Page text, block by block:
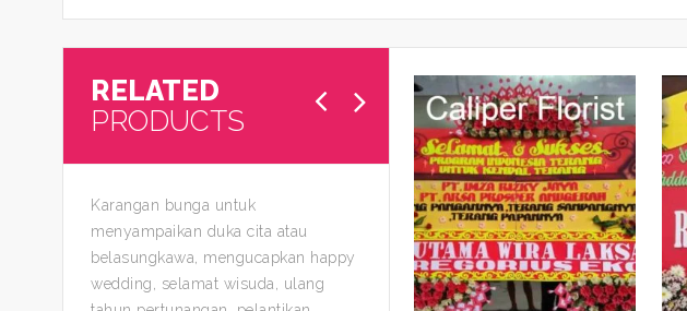
RELATED
PRODUCTS
Karangan bunga untuk
menyampaikan duka cita atau
belasungkawa, mengucapkan happy
wedding, selamat wisuda, ulang